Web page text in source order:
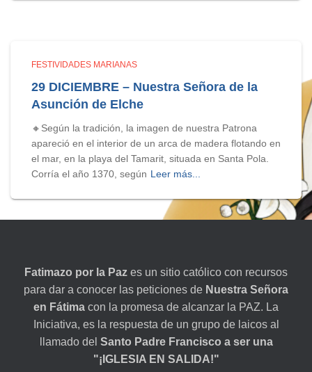
FESTIVIDADES MARIANAS
29 DICIEMBRE – Nuestra Señora de la
Asunción de Elche
🔸Según la tradición, la imagen de nuestra Patrona
apareció en el interior de un arca de madera flotando en
el mar, en la playa del Tamarit, situada en Santa Pola.
Corría el año 1370, según Leer más...
Fatimazo por la Paz es un sitio católico con recursos
para dar a conocer las peticiones de Nuestra Señora
en Fátima con la promesa de alcanzar la PAZ. La
Iniciativa, es la respuesta de un grupo de laicos al
llamado del Santo Padre Francisco a ser una
"¡IGLESIA EN SALIDA!"